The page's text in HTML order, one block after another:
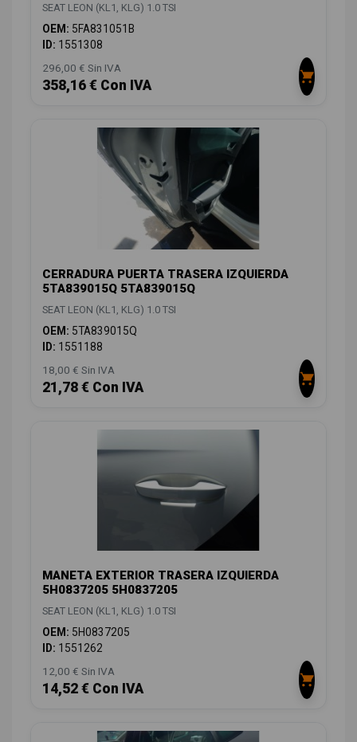
SEAT LEON (KL1, KLG) 1.0 TSI
OEM: 5FA831051B
ID: 1551308
296,00 € Sin IVA
358,16 € Con IVA
CERRADURA PUERTA TRASERA IZQUIERDA
5TA839015Q 5TA839015Q
SEAT LEON (KL1, KLG) 1.0 TSI
OEM: 5TA839015Q
ID: 1551188
18,00 € Sin IVA
21,78 € Con IVA
MANETA EXTERIOR TRASERA IZQUIERDA
5H0837205 5H0837205
SEAT LEON (KL1, KLG) 1.0 TSI
OEM: 5H0837205
ID: 1551262
12,00 € Sin IVA
14,52 € Con IVA